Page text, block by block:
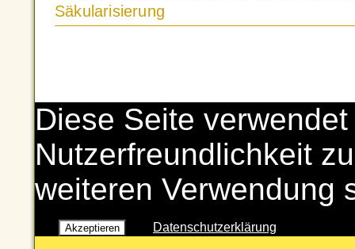
Säkularisierung
Diese Seite
Nutzerfreundlichkeit
weiteren Verwendung
Akzeptieren Datenschutzerklärung